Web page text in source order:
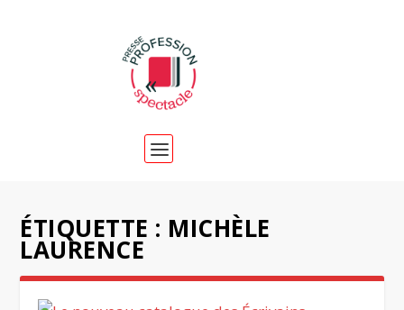
ÉTIQUETTE : MICHÈLE
LAURENCE